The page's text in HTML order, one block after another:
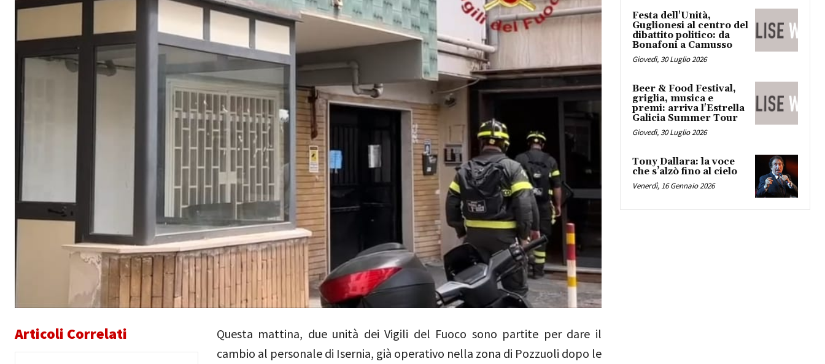
Articoli Correlati
Questa mattina, due unità dei Vigili del Fuoco sono partite per dare il
cambio al personale di Isernia, già operativo nella zona di Pozzuoli dopo le
Festa dell'Unità,
Guglionesi al centro del
dibattito politico: da
Bonafoni a Camusso
Giovedì, 30 Luglio 2026
Beer & Food Festival,
griglia, musica e
premi: arriva l'Estrella
Galicia Summer Tour
Giovedì, 30 Luglio 2026
Tony Dallara: la voce
che s’alzò fino al cielo
Venerdì, 16 Gennaio 2026